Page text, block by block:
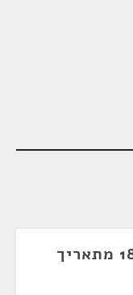
ישיבת ועדה של הכנסת ה-18 מתאריך